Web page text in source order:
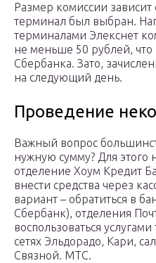
Размер комиссии зависит
терминал был выбран.
терминалами Элекснет
не меньше 50 рублей,
Сбербанка. Зато,
на следующий день.
Проведение
Важный вопрос
нужную сумму? Для этого
отделение Хоум Кредит
внести средства через
вариант – обратиться в
Сбербанк), отделения
воспользоваться
сетях Эльдорадо, Кари,
Связной. МТС.